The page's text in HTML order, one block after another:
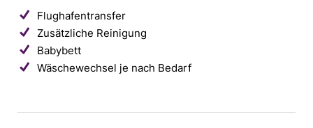
Flughafentransfer
Zusätzliche Reinigung
Babybett
Wäschewechsel je nach Bedarf